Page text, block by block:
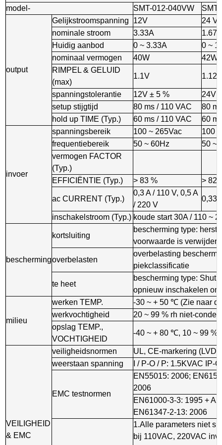
model-
SMT-012-040VW
output
Gelijkstroomspanning 12V
24 V
nominale stroom
3.33A
1.67A
Huidig ​​aanbod
0 ~ 3.33A
0 ~
nominaal vermogen
40W
42W
RIMPEL & GELUID
(max)
1.1V 1.12V
spanningstolerantie 12V ± 5 %
24V
setup stijgtijd
80 ms / 110 VAC
80
hold up TIME (Typ.)
60 ms / 110 VAC 60
invoer
spanningsbereik 100 ~ 265Vac
100
frequentiebereik
50 ~ 60Hz
50 ~
vermogen FACTOR
(Typ.)
EFFICIËNTIE (Typ.)
> 83 % > 82
ac CURRENT (Typ.)
0,3 A / 110 V, 0,5 A
/ 220 V
0,33
inschakelstroom (Typ.) koude start 30A / 110 ~
bescherming
kortsluiting
bescherming type:
voorwaarde is verwijderd
overbelasten
overbelasting
piekclassificatie
te heet
bescherming type: Shut
opnieuw inschakelen
milieu
werken TEMP.
-30 ~ + 50 ℃ (Zie naar
werkvochtigheid
20 ~ 99 % rh niet-
opslag TEMP.,
VOCHTIGHEID
-40 ~ + 80 ℃, 10 ~ 99 %
VEILIGHEID
& EMC
veiligheidsnormen
UL, CE-markering
weerstaan ​​spanning
I / P-O / P: 1.5KVAC IP-
EMC testnormen
EN55015: 2006;
2006
EN61000-3-3: 1995 +
EN61347-2-13: 2006
1.Alle parameters niet
bij 110VAC, 220VAC